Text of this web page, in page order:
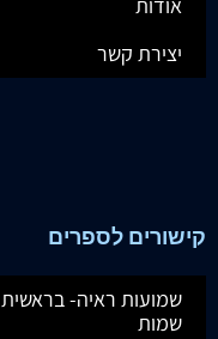
אודות
יצירת קשר
קישורים לספרים
שמועות ראיה- בראשית
שמות